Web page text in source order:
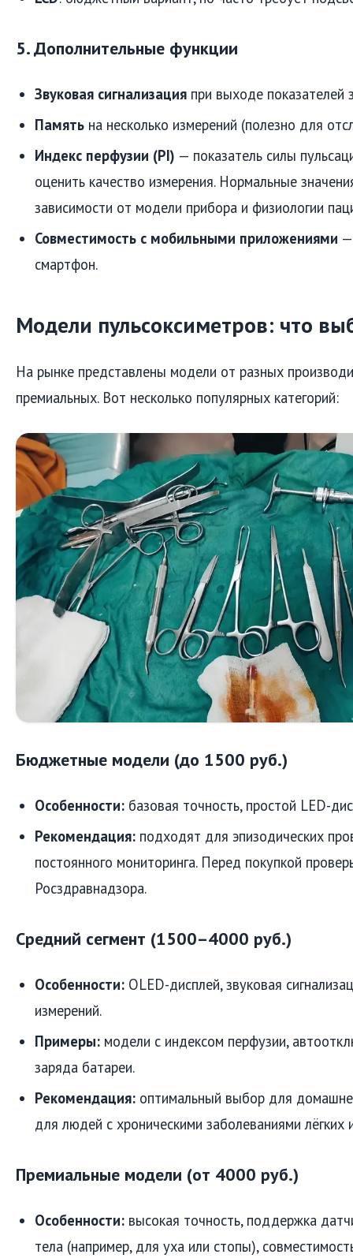
5. Дополнительные функции
Звуковая сигнализация при выходе показателей
Память на несколько измерений (полезно для
Индекс перфузии (PI) — показатель силы
оценить качество измерения. Нормальные
зависимости от модели прибора и физиологии
Совместимость с мобильными приложениями
смартфон.
Модели пульсоксиметров: что
На рынке представлены модели от разных
премиальных. Вот несколько популярных категорий:
Бюджетные модели (до 1500 руб.)
Особенности: базовая точность, простой LED-
Рекомендация: подходят для эпизодических
постоянного мониторинга. Перед покупкой
Росздравнадзора.
Средний сегмент (1500–4000 руб.)
Особенности: OLED-дисплей, звуковая
измерений.
Примеры: модели с индексом перфузии,
заряда батареи.
Рекомендация: оптимальный выбор для
для людей с хроническими заболеваниями лёгких
Премиальные модели (от 4000 руб.)
Особенности: высокая точность, поддержка
тела (например, для уха или стопы),